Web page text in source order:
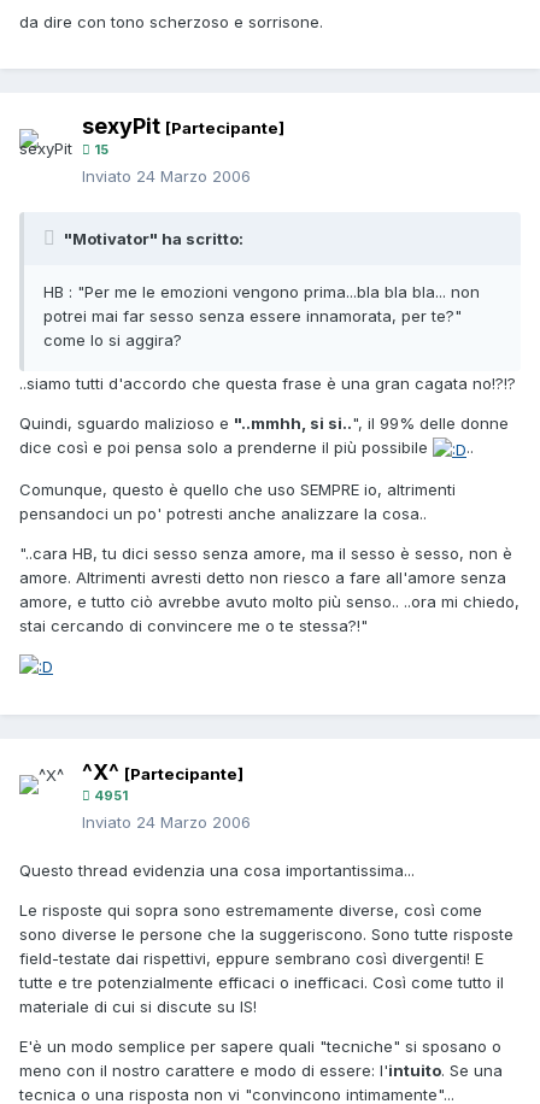
da dire con tono scherzoso e sorrisone.
sexyPit [Partecipante]
15
Inviato 24 Marzo 2006
"Motivator" ha scritto:
HB : "Per me le emozioni vengono prima...bla bla bla... non
potrei mai far sesso senza essere innamorata, per te?"
come lo si aggira?
..siamo tutti d'accordo che questa frase è una gran cagata no!?!?
Quindi, sguardo malizioso e "..mmhh, si si..", il 99% delle donne
dice così e poi pensa solo a prenderne il più possibile
..
Comunque, questo è quello che uso SEMPRE io, altrimenti
pensandoci un po' potresti anche analizzare la cosa..
"..cara HB, tu dici sesso senza amore, ma il sesso è sesso, non è
amore. Altrimenti avresti detto non riesco a fare all'amore senza
amore, e tutto ciò avrebbe avuto molto più senso.. ..ora mi chiedo,
stai cercando di convincere me o te stessa?!"
^X^ [Partecipante]
4951
Inviato 24 Marzo 2006
Questo thread evidenzia una cosa importantissima...
Le risposte qui sopra sono estremamente diverse, così come
sono diverse le persone che la suggeriscono. Sono tutte risposte
field-testate dai rispettivi, eppure sembrano così divergenti! E
tutte e tre potenzialmente efficaci o inefficaci. Così come tutto il
materiale di cui si discute su IS!
E'è un modo semplice per sapere quali "tecniche" si sposano o
meno con il nostro carattere e modo di essere: l'intuito. Se una
tecnica o una risposta non vi "convincono intimamente"...